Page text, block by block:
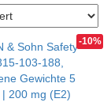
i
t
o
n
-10%